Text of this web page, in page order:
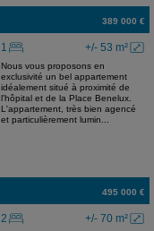
389 000 €
+/- 53 m²
1
Nous vous proposons en
exclusivité un bel appartement
idéalement situé à proximité de
l'hôpital et de la Place Benelux.
L'appartement, très bien agencé
et particulièrement lumin...
495 000 €
+/- 70 m²
2